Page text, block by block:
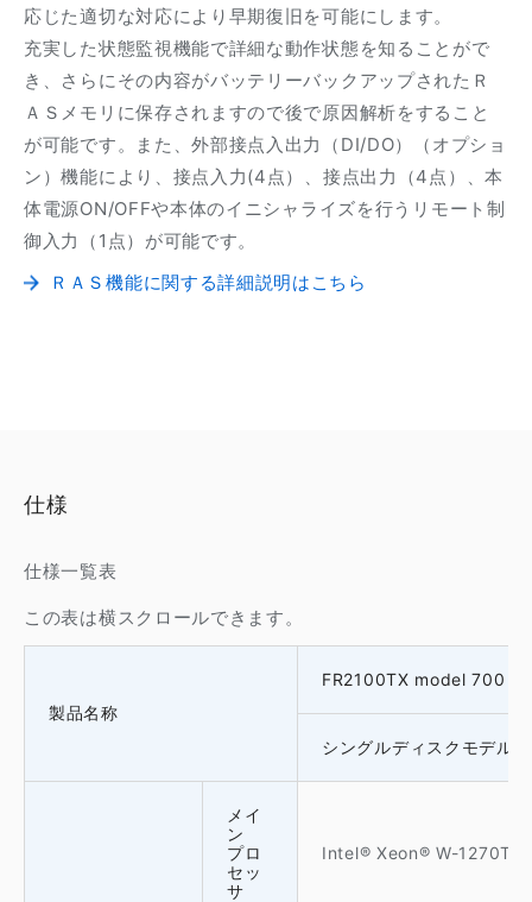
応じた適切な対応により早期復旧を可能にします。
充実した状態監視機能で詳細な動作状態を知ることがで
き、さらにその内容がバッテリーバックアップされたＲ
ＡＳメモリに保存されますので後で原因解析をすること
が可能です。また、外部接点入出力（DI/DO）（オプショ
ン）機能により、接点入力(4点）、接点出力（4点）、本
体電源ON/OFFや本体のイニシャライズを行うリモート制
御入力（1点）が可能です。
ＲＡＳ機能に関する詳細説明はこちら
仕様
仕様一覧表
この表は横スクロールできます。
製品名称
FR2100TX model 700
シングルディスクモデル
メイ
ン
プロ
セッ
サ
Intel® Xeon® W-